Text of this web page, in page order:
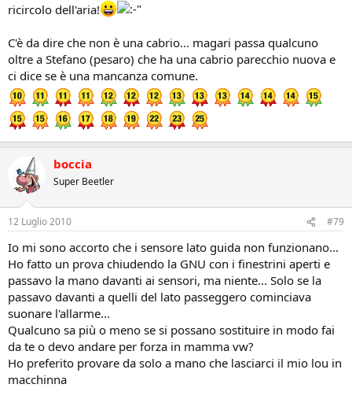
ricircolo dell'aria!
C'è da dire che non è una cabrio... magari passa qualcuno
oltre a Stefano (pesaro) che ha una cabrio parecchio nuova e
ci dice se è una mancanza comune.
boccia
Super Beetler
12 Luglio 2010 #79
Io mi sono accorto che i sensore lato guida non funzionano...
Ho fatto un prova chiudendo la GNU con i finestrini aperti e
passavo la mano davanti ai sensori, ma niente... Solo se la
passavo davanti a quelli del lato passeggero cominciava
suonare l'allarme...
Qualcuno sa più o meno se si possano sostituire in modo fai
da te o devo andare per forza in mamma vw?
Ho preferito provare da solo a mano che lasciarci il mio lou in
macchinna